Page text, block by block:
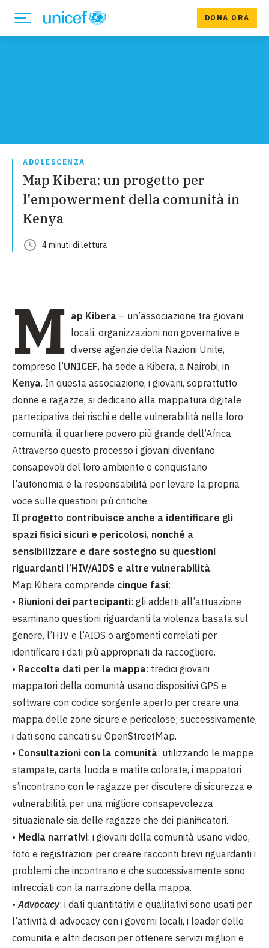
DONA ORA
ADOLESCENZA
Map Kibera: un progetto per
l'empowerment della comunità in
Kenya
4minuti di lettura
M ap Kibera – un’associazione tra giovani
locali, organizzazioni non governative e
diverse agenzie della Nazioni Unite,
compreso l’UNICEF, ha sede a Kibera, a Nairobi, in
Kenya. In questa associazione, i giovani, soprattutto
donne e ragazze, si dedicano alla mappatura digitale
partecipativa dei rischi e delle vulnerabilità nella loro
comunità, il quartiere povero più grande dell’Africa.
Attraverso questo processo i giovani diventano
consapevoli del loro ambiente e conquistano
l’autonomia e la responsabilità per levare la propria
voce sulle questioni più critiche.
Il progetto contribuisce anche a identificare gli
spazi fisici sicuri e pericolosi, nonché a
sensibilizzare e dare sostegno su questioni
riguardanti l’HIV/AIDS e altre vulnerabilità.
Map Kibera comprende cinque fasi:
• Riunioni dei partecipanti: gli addetti all’attuazione
esaminano questioni riguardanti la violenza basata sul
genere, l’HIV e l’AIDS o argomenti correlati per
identificare i dati più appropriati da raccogliere.
• Raccolta dati per la mappa: tredici giovani
mappatori della comunità usano dispositivi GPS e
software con codice sorgente aperto per creare una
mappa delle zone sicure e pericolose; successivamente,
i dati sono caricati su OpenStreetMap.
• Consultazioni con la comunità: utilizzando le mappe
stampate, carta lucida e matite colorate, i mappatori
s’incontrano con le ragazze per discutere di sicurezza e
vulnerabilità per una migliore consapevolezza
situazionale sia delle ragazze che dei pianificatori.
• Media narrativi: i giovani della comunità usano video,
foto e registrazioni per creare racconti brevi riguardanti i
problemi che incontrano e che successivamente sono
intrecciati con la narrazione della mappa.
•Advocacy: i dati quantitativi e qualitativi sono usati per
l’attività di advocacy con i governi locali, i leader delle
comunità e altri decisori per ottenere servizi migliori e